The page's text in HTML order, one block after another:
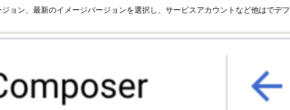
ョン、最新のイメージバージョンを選択し、サービスアカウントなど他はでデ